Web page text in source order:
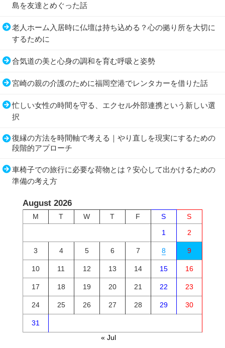
島を友達とめぐった話
老人ホーム入居時に仏壇は持ち込める？心の拠り所を大切に
するために
合気道の美と心身の調和を育む呼吸と姿勢
宮崎の親の介護のために福岡空港でレンタカーを借りた話
忙しい女性の時間を守る、エクセル外部連携という新しい選
択
復縁の方法を時間軸で考える｜やり直しを現実にするための
段階的アプローチ
車椅子での旅行に必要な荷物とは？安心して出かけるための
準備の考え方
August 2026
M T W T F S
S
1
2
3 4 5 6 7 8 9
10 11 12 13 14 15 16
17 18 19 20 21 22 23
24 25 26 27 28 29 30
31
« Jul